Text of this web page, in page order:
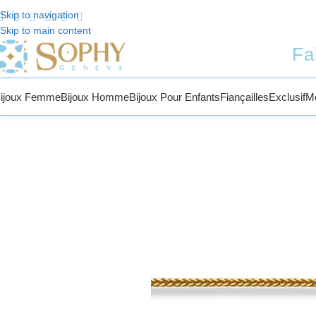
Skip to navigation
Skip to main content
chez Sophy Jewelry
FemmeBijoux HommeBijoux Pour EnfantsFiançaillesExclusif